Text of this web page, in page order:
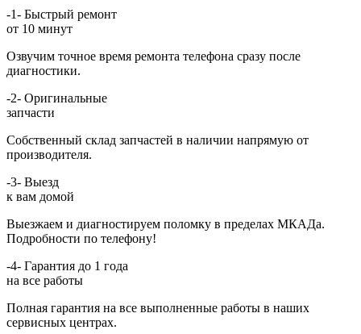
-1- Быстрый ремонт
от 10 минут
Озвучим точное время ремонта телефона сразу после
диагностики.
-2- Оригинальные
запчасти
Собственный склад запчастей в наличии напрямую от
производителя.
-3- Выезд
к вам домой
Выезжаем и диагностируем поломку в пределах МКАДа.
Подробности по телефону!
-4- Гарантия до 1 года
на все работы
Полная гарантия на все выполненные работы в наших
сервисных центрах.